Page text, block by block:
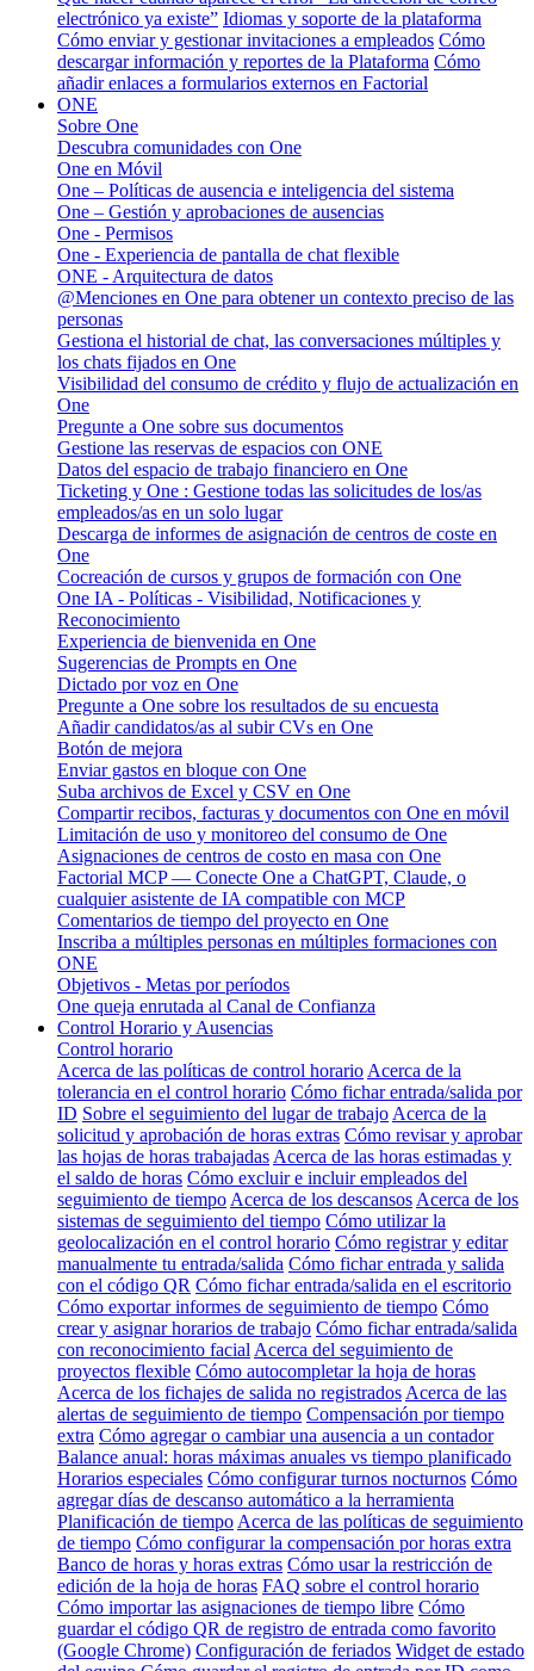
electrónico ya existe” Idiomas y soporte de la plataforma
Cómo enviar y gestionar invitaciones a empleados Cómo
descargar información y reportes de la Plataforma Cómo
añadir enlaces a formularios externos en Factorial
ONE
Sobre One
Descubra comunidades con One
One en Móvil
One – Políticas de ausencia e inteligencia del sistema
One – Gestión y aprobaciones de ausencias
One - Permisos
One - Experiencia de pantalla de chat flexible
ONE - Arquitectura de datos
@Menciones en One para obtener un contexto preciso de las
personas
Gestiona el historial de chat, las conversaciones múltiples y
los chats fijados en One
Visibilidad del consumo de crédito y flujo de actualización en
One
Pregunte a One sobre sus documentos
Gestione las reservas de espacios con ONE
Datos del espacio de trabajo financiero en One
Ticketing y One : Gestione todas las solicitudes de los/as
empleados/as en un solo lugar
Descarga de informes de asignación de centros de coste en
One
Cocreación de cursos y grupos de formación con One
One IA - Políticas - Visibilidad, Notificaciones y
Reconocimiento
Experiencia de bienvenida en One
Sugerencias de Prompts en One
Dictado por voz en One
Pregunte a One sobre los resultados de su encuesta
Añadir candidatos/as al subir CVs en One
Botón de mejora
Enviar gastos en bloque con One
Suba archivos de Excel y CSV en One
Compartir recibos, facturas y documentos con One en móvil
Limitación de uso y monitoreo del consumo de One
Asignaciones de centros de costo en masa con One
Factorial MCP — Conecte One a ChatGPT, Claude, o
cualquier asistente de IA compatible con MCP
Comentarios de tiempo del proyecto en One
Inscriba a múltiples personas en múltiples formaciones con
ONE
Objetivos - Metas por períodos
One queja enrutada al Canal de Confianza
Control Horario y Ausencias
Control horario
Acerca de las políticas de control horario Acerca de la
tolerancia en el control horario Cómo fichar entrada/salida por
ID Sobre el seguimiento del lugar de trabajo Acerca de la
solicitud y aprobación de horas extras Cómo revisar y aprobar
las hojas de horas trabajadas Acerca de las horas estimadas y
el saldo de horas Cómo excluir e incluir empleados del
seguimiento de tiempo Acerca de los descansos Acerca de los
sistemas de seguimiento del tiempo Cómo utilizar la
geolocalización en el control horario Cómo registrar y editar
manualmente tu entrada/salida Cómo fichar entrada y salida
con el código QR Cómo fichar entrada/salida en el escritorio
Cómo exportar informes de seguimiento de tiempo Cómo
crear y asignar horarios de trabajo Cómo fichar entrada/salida
con reconocimiento facial Acerca del seguimiento de
proyectos flexible Cómo autocompletar la hoja de horas
Acerca de los fichajes de salida no registrados Acerca de las
alertas de seguimiento de tiempo Compensación por tiempo
extra Cómo agregar o cambiar una ausencia a un contador
Balance anual: horas máximas anuales vs tiempo planificado
Horarios especiales Cómo configurar turnos nocturnos Cómo
agregar días de descanso automático a la herramienta
Planificación de tiempo Acerca de las políticas de seguimiento
de tiempo Cómo configurar la compensación por horas extra
Banco de horas y horas extras Cómo usar la restricción de
edición de la hoja de horas FAQ sobre el control horario
Cómo importar las asignaciones de tiempo libre Cómo
guardar el código QR de registro de entrada como favorito
(Google Chrome) Configuración de feriados Widget de estado